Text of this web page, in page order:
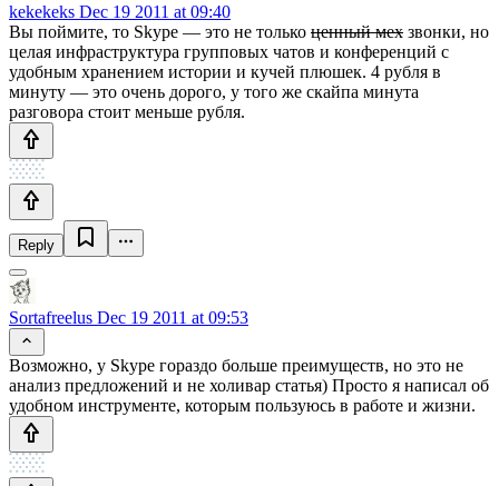
kekekeks Dec 19 2011 at 09:40
Вы поймите, то Skype — это не только ценный мех звонки, но
целая инфраструктура групповых чатов и конференций с
удобным хранением истории и кучей плюшек. 4 рубля в
минуту — это очень дорого, у того же скайпа минута
разговора стоит меньше рубля.
Reply
Sortafreelus Dec 19 2011 at 09:53
Возможно, у Skype гораздо больше преимуществ, но это не
анализ предложений и не холивар статья) Просто я написал об
удобном инструменте, которым пользуюсь в работе и жизни.